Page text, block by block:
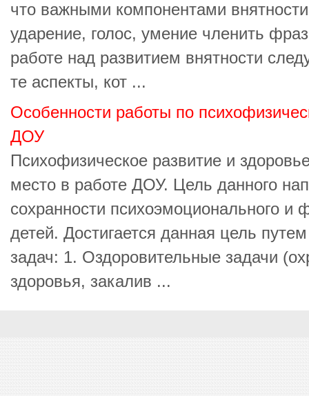
что важными компонентами
ударение, голос, умение членить
работе над развитием внятности
те аспекты, кот ...
Особенности работы по
ДОУ
Психофизическое развитие и
место в работе ДОУ. Цель данного
сохранности психоэмоционального и
детей. Достигается данная цель
задач: 1. Оздоровительные задачи
здоровья, закалив ...